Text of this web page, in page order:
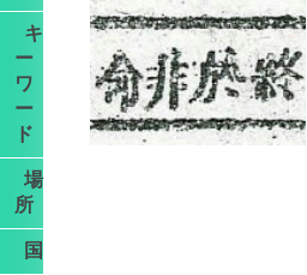
キ
ー
ワ
ー
ド
場
所
国